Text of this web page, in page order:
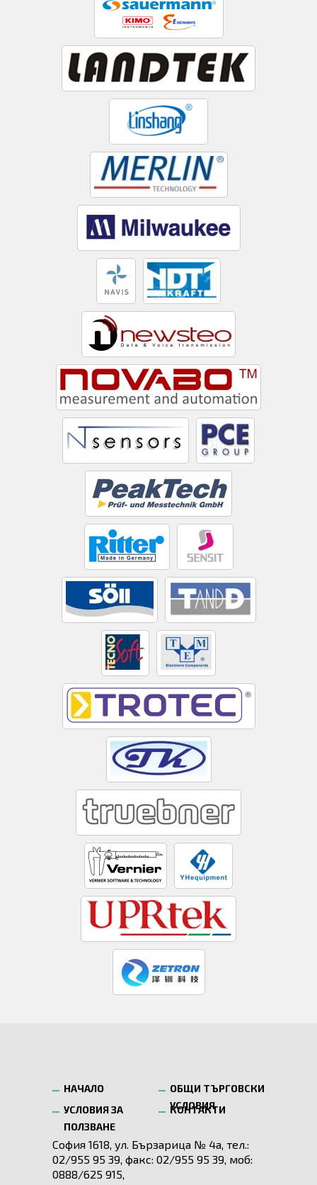
НАЧАЛО
ОБЩИ ТЪРГОВСКИ
УСЛОВИЯ
УСЛОВИЯ ЗА
ПОЛЗВАНЕ
КОНТАКТИ
София 1618, ул. Бързарица № 4а, тел.:
02/955 95 39, факс: 02/955 95 39, моб:
0888/625 915,